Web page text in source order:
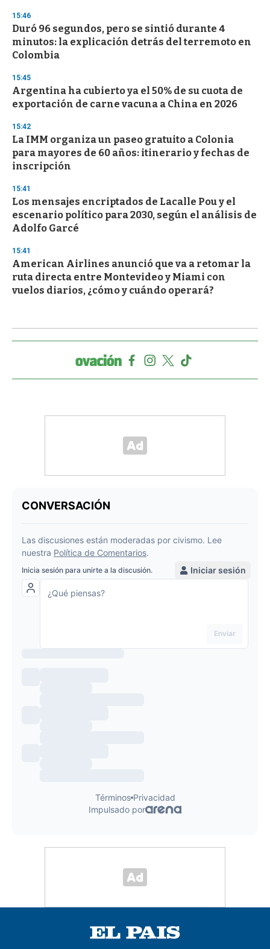
15:46
Duró 96 segundos, pero se sintió durante 4
minutos: la explicación detrás del terremoto en
Colombia
15:45
Argentina ha cubierto ya el 50% de su cuota de
exportación de carne vacuna a China en 2026
15:42
La IMM organiza un paseo gratuito a Colonia
para mayores de 60 años: itinerario y fechas de
inscripción
15:41
Los mensajes encriptados de Lacalle Pou y el
escenario político para 2030, según el análisis de
Adolfo Garcé
15:41
American Airlines anunció que va a retomar la
ruta directa entre Montevideo y Miami con
vuelos diarios, ¿cómo y cuándo operará?